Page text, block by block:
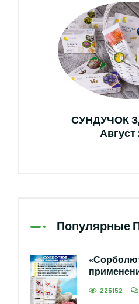
СУНДУЧОК
Август
Популярные
226152